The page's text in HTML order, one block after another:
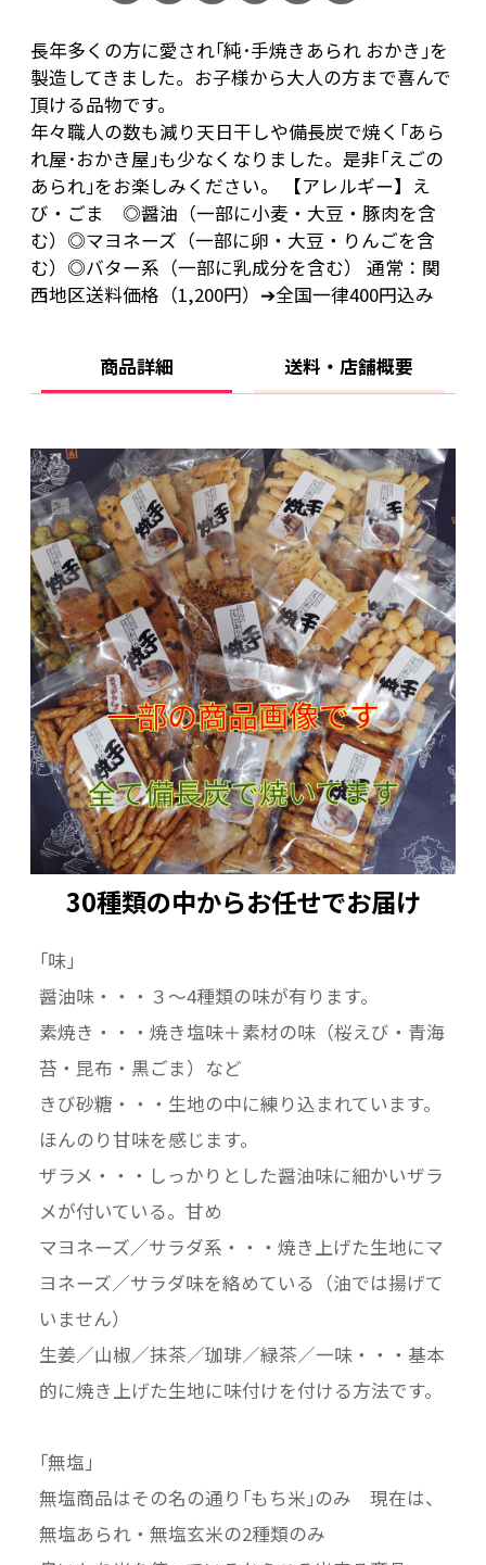
長年多くの方に愛され｢純･手焼きあられ おかき｣を
製造してきました。お子様から大人の方まで喜んで
頂ける品物です。
年々職人の数も減り天日干しや備長炭で焼く｢あら
れ屋･おかき屋｣も少なくなりました。是非｢えごの
あられ｣をお楽しみください。 【アレルギー】え
び・ごま ◎醤油（一部に小麦・大豆・豚肉を含
む）◎マヨネーズ（一部に卵・大豆・りんごを含
む）◎バター系（一部に乳成分を含む） 通常：関
西地区送料価格（1,200円）➔全国一律400円込み
商品詳細 送料・店舗概要
30種類の中からお任せでお届け
｢味｣
醤油味・・・３～4種類の味が有ります。
素焼き・・・焼き塩味＋素材の味（桜えび・青海
苔・昆布・黒ごま）など
きび砂糖・・・生地の中に練り込まれています。
ほんのり甘味を感じます。
ザラメ・・・しっかりとした醤油味に細かいザラ
メが付いている。甘め
マヨネーズ／サラダ系・・・焼き上げた生地にマ
ヨネーズ／サラダ味を絡めている（油では揚げて
いません）
生姜／山椒／抹茶／珈琲／緑茶／一味・・・基本
的に焼き上げた生地に味付けを付ける方法です。
｢無塩｣
無塩商品はその名の通り｢もち米｣のみ 現在は、
無塩あられ・無塩玄米の2種類のみ